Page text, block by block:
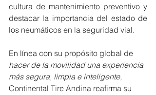
cultura de mantenimiento preventivo y
destacar la importancia del estado de
los neumáticos en la seguridad vial.
En línea con su propósito global de
hacer de la movilidad una experiencia
más segura, limpia e inteligente,
Continental Tire Andina reafirma su